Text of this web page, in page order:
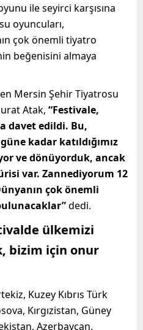
ile seyirci karşısına
oyuncuları,
çok önemli tiyatro
beğenisini almaya
Mersin Şehir Tiyatrosu
Atak, “Festivale,
davet edildi. Bu,
kadar katıldığımız
ve dönüyorduk, ancak
var. Zannediyorum 12
çok önemli
dedi.
ülkemizi
bizim için onur
Kuzey Kıbrıs Türk
Kırgızistan, Güney
Azerbaycan,